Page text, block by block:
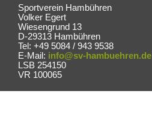
Sportverein Hambühren
Volker Egert
Wiesengrund 13
D-29313 Hambühren
Tel: +49 5084 / 943 9538
E-Mail: info@sv-hambuehren.de
LSB 254150
VR 100065